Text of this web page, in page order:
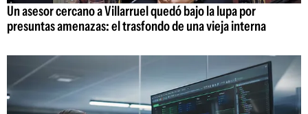
Un asesor cercano a Villarruel quedó bajo la lupa por
presuntas amenazas: el trasfondo de una vieja interna